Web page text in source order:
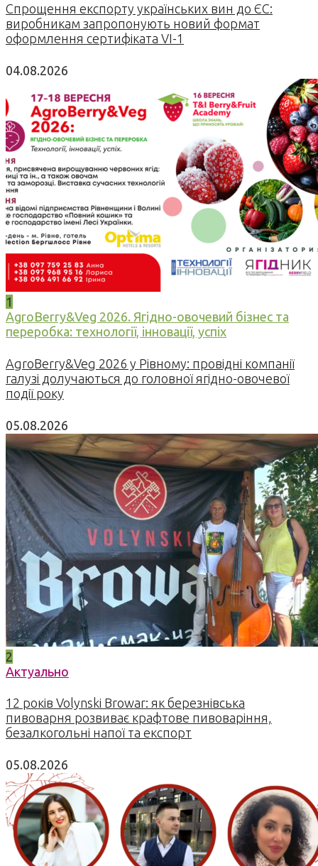
Спрощення експорту українських вин до ЄС:
виробникам запропонують новий формат
оформлення сертифіката VI-1
04.08.2026
1
AgroBerry&Veg 2026. Ягідно-овочевий бізнес та
переробка: технології, інновації, успіх
AgroBerry&Veg 2026 у Рівному: провідні компанії
галузі долучаються до головної ягідно-овочевої
події року
05.08.2026
2
Актуально
12 років Volynski Browar: як березнівська
пивоварня розвиває крафтове пивоваріння,
безалкогольні напої та експорт
05.08.2026